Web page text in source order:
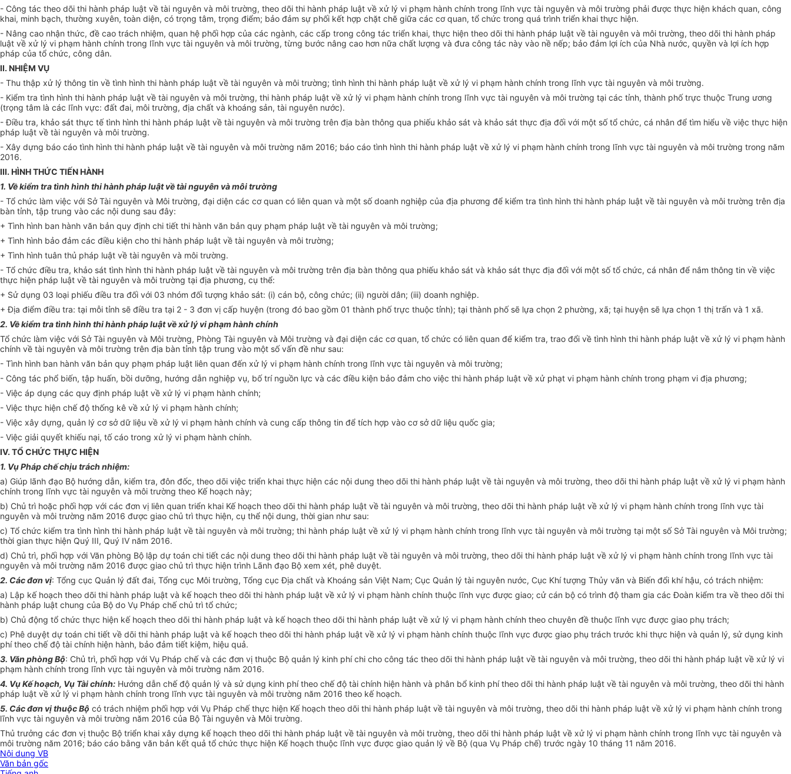
- Công tác theo dõi thi hành pháp luật về tài nguyên và môi trường, theo dõi thi hành pháp luật về xử lý vi phạm hành chính trong lĩnh vực tài nguyên và môi trường phải được thực hiện khách quan, công
khai, minh bạch, thường xuyên, toàn diện, có trọng tâm, trọng điểm; bảo đảm sự phối kết hợp chặt chẽ giữa các cơ quan, tổ chức trong quá trình triển khai thực hiện.
- Nâng cao nhận thức, đề cao trách nhiệm, quan hệ phối hợp của các ngành, các cấp trong công tác triển khai, thực hiện theo dõi thi hành pháp luật về tài nguyên và môi trường, theo dõi thi hành pháp
luật về xử lý vi phạm hành chính trong lĩnh vực tài nguyên và môi trường, từng bước nâng cao hơn nữa chất lượng và đưa công tác này vào nề nếp; bảo đảm lợi ích của Nhà nước, quyền và lợi ích hợp
pháp của tổ chức, công dân.
II. NHIỆM VỤ
- Thu thập xử lý thông tin về tình hình thi hành pháp luật về tài nguyên và môi trường; tình hình thi hành pháp luật về xử lý vi phạm hành chính trong lĩnh vực tài nguyên và môi trường.
- Kiểm tra tình hình thi hành pháp luật về tài nguyên và môi trường, thi hành pháp luật về xử lý vi phạm hành chính trong lĩnh vực tài nguyên và môi trường tại các tỉnh, thành phốtrực thuộc Trung ương
(trọng tâm là các lĩnh vực: đất đai, môi trường, địa chất và khoáng sản, tài nguyên nước).
- Điều tra, khảo sát thực tế tình hình thi hành pháp luật về tài nguyên và môi trường trên địa bàn thông qua phiếu khảo sát và khảo sát thực địa đối với một số tổ chức, cá nhân để tìm hiểu về việc thực hiện
pháp luật về tài nguyên và môi trường.
- Xây dựng báo cáo tình hình thi hành pháp luật về tài nguyên và môi trường năm 2016; báo cáo tình hình thi hành pháp luật về xử lý vi phạm hành chính trong lĩnh vực tài nguyên và môi trường trong năm
2016.
III. HÌNH THỨC TIẾNHÀNH
1. Về kiểm tra tình hình thi hành pháp luật về tài nguyên và môi trường
- Tổ chức làm việc với Sở Tài nguyên và Môi trường, đại diện các cơ quan có liên quan và một số doanh nghiệp của địa phương để kiểm tra tình hình thi hành pháp luật về tài nguyên và môi trường trên địa
bàn tỉnh, tập trung vào các nội dung sau đây:
+ Tình hình ban hành văn bản quy định chi tiết thi hành văn bản quy phạm pháp luật về tài nguyên và môi trường;
+ Tình hình bảo đảm các điều kiện cho thi hành pháp luật về tài nguyên và môi trường;
+ Tình hình tuân thủ pháp luật về tài nguyên và môi trường.
- Tổ chức điều tra, khảo sát tình hình thi hành pháp luật về tài nguyên và môi trường trên địa bàn thông qua phiếu khảo sát và khảo sát thực địa đối với một số tổ chức, cá nhân để nắm thông tin về việc
thực hiện pháp luật về tài nguyên và môi trường tại địa phương, cụ thể:
+ Sử dụng 03 loại phiếu điều tra đối với 03 nhóm đối tượng khảo sát: (i) cán bộ, công chức; (ii) người dân; (iii) doanh nghiệp.
+ Địa điểm điều tra: tại mỗi tỉnh sẽ điều tra tại 2 - 3 đơn vị cấp huyện (trong đó bao gồm 01 thành phố trực thuộc tỉnh); tại thành phố sẽ lựa chọn 2 phường, xã; tại huyện sẽ lựa chọn 1 thị trấn và 1 xã.
2. Về kiểm tra tình hình thi hành pháp luật về xử lý vi phạm hành chính
Tổ chức làm việc với Sở Tài nguyên và Môi trường, Phòng Tài nguyên và Môi trường và đại diện các cơ quan, tổ chức có liên quan để kiểm tra, trao đổi về tình hình thi hành pháp luật về xử lý vi phạm hành
chính về tài nguyên và môi trường trên địa bàn tỉnh tập trung vào một số vấn đề như sau:
- Tình hình ban hành văn bản quy phạm pháp luật liên quan đến xử lý vi phạm hành chính trong lĩnh vực tài nguyên và môi trường;
- Công tác phổ biến, tập huấn, bồi dưỡng, hướng dẫn nghiệp vụ, bố trí nguồn lực và các điều kiện bảo đảm cho việc thi hành pháp luật về xử phạt vi phạm hành chính trong phạm vi địa phương;
- Việc áp dụng các quy định pháp luật về xử lý vi phạm hành chính;
- Việc thực hiện chế độ thống kê về xử lý vi phạm hành chính;
- Việc xây dựng, quản lý cơ sởdữ liệu về xử lý vi phạm hành chính và cung cấp thông tin để tích hợp vào cơ sởdữ liệu quốc gia;
- Việc giải quyết khiếu nại, tố cáo trong xử lý vi phạm hành chính.
IV. TỔCHỨC THỰC HIỆN
1. Vụ Pháp chế chịu trách nhiệm:
a) Giúp lãnh đạo Bộ hướng dẫn, kiểm tra, đôn đốc, theo dõi việc triển khai thực hiện các nội dung theo dõi thi hành pháp luật về tài nguyên và môi trường, theo dõi thi hành pháp luật về xử lý vi phạm hành
chính trong lĩnh vực tài nguyên và môi trường theo Kế hoạch này;
b) Chủ trì hoặc phối hợp với các đơn vị liên quan triển khai Kế hoạch theo dõi thi hành pháp luật về tài nguyên và môi trường, theo dõi thi hành pháp luật về xử lý vi phạm hành chính trong lĩnh vực tài
nguyên và môi trường năm 2016 được giao chủ trì thực hiện, cụ thể nội dung, thời gian như sau:
c) Tổ chức kiểm tra tình hình thi hành pháp luật về tài nguyên và môi trường; thi hành pháp luật về xử lý vi phạm hành chính trong lĩnh vực tài nguyên và môi trường tại một số Sở Tài nguyên và Môi trường;
thời gian thực hiện Quý III, Quý IV năm 2016.
d) Chủ trì, phối hợp với Văn phòng Bộ lập dự toán chi tiết các nội dung theo dõi thi hành pháp luật về tài nguyên và môi trường, theo dõi thi hành pháp luật về xử lý vi phạm hành chính trong lĩnh vực tài
nguyên và môi trường năm 2016 được giao chủ trì thực hiện trình Lãnh đạo Bộ xem xét, phê duyệt.
2. Cácđơn vị: Tổng cục Quản lý đất đai, Tổng cục Môi trường, Tổng cụcĐịa chất và Khoáng sản Việt Nam; Cục Quản lý tài nguyên nước, Cục Khí tượng Thủy văn và Biến đổi khí hậu, có trách nhiệm:
a) Lập kế hoạch theo dõi thi hành pháp luật và kế hoạch theo dõi thi hành pháp luật về xử lý vi phạm hành chính thuộc lĩnh vực được giao; cử cán bộ có trình độ tham gia các Đoàn kiểm tra về theo dõi thi
hành pháp luật chung của Bộ do Vụ Pháp chế chủ trì tổ chức;
b) Chủ động tổ chức thực hiện kế hoạch theo dõi thi hành pháp luật và kế hoạch theo dõi thi hành pháp luật về xử lý vi phạm hành chính theo chuyên đề thuộc lĩnh vực được giao phụ trách;
c) Phê duyệt dự toán chi tiết về dõi thi hành pháp luật và kế hoạch theo dõi thi hành pháp luật về xử lý vi phạm hành chính thuộc lĩnh vực được giao phụ trách trước khi thực hiện và quản lý, sử dụng kinh
phí theo chế độ tài chính hiện hành, bảo đảm tiết kiệm, hiệu quả.
3. Văn phòng Bộ: Chủ trì, phối hợp với Vụ Pháp chế và các đơn vị thuộc Bộ quản lý kinh phí chi cho công tác theo dõi thi hành pháp luật về tài nguyên và môi trường, theo dõi thi hành pháp luật về xử lý vi
phạm hành chính trong lĩnh vực tài nguyên và môi trường năm 2016.
4. Vụ Kế hoạch, Vụ Tàichính: Hướng dẫn chế độ quản lý và sử dụng kinh phí theo chế độ tài chính hiện hành và phân bổ kinh phí theo dõi thi hành pháp luật về tài nguyên và môi trường, theo dõi thi hành
pháp luật về xử lý vi phạm hành chính trong lĩnh vực tài nguyên và môi trường năm 2016 theo kế hoạch.
5. Các đơn vị thuộc Bộ có trách nhiệm phối hợp với Vụ Pháp chế thực hiện Kế hoạch theo dõi thi hành pháp luật về tài nguyên và môi trường, theo dõi thi hành pháp luật về xử lý vi phạm hành chính trong
lĩnh vực tài nguyên và môi trường năm 2016 của Bộ Tài nguyên và Môi trường.
Thủ trưởng các đơn vị thuộc Bộ triển khai xây dựng kế hoạch theo dõi thi hành pháp luật về tài nguyên và môi trường, theo dõi thi hành pháp luật về xử lý vi phạm hành chính trong lĩnh vực tài nguyên và
môi trường năm 2016; báo cáo bằng văn bản kết quả tổ chức thực hiện Kế hoạch thuộc lĩnh vực được giao quản lý về Bộ (qua Vụ Pháp chế) trước ngày 10 tháng 11 năm 2016.
Nội dung VB
Văn bản gốc